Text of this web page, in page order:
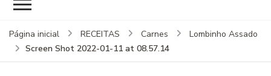
Página inicial RECEITAS Carnes
Lombinho Assado
Screen Shot 2022-01-11 at 08.57.14